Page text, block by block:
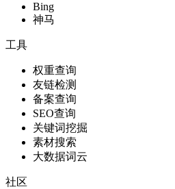
Bing
神马
工具
权重查询
友链检测
备案查询
SEO查询
关键词挖掘
素材搜索
大数据词云
社区